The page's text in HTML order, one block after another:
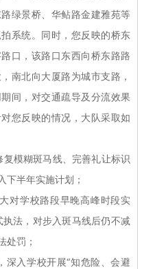
绿景桥、华鲇路金建雅苑等
系统。同时，您反映的桥东
口，该路口东西向桥东路路
南北向大厦路为城市支路，
间，对交通疏导及分流效果
您反映的情况，大队采取如
模糊斑马线、完善礼让标识
下半年实施计划；
学校路段早晚高峰时段实
法，对步入斑马线后仍不减
处罚；
入学校开展“知危险、会避